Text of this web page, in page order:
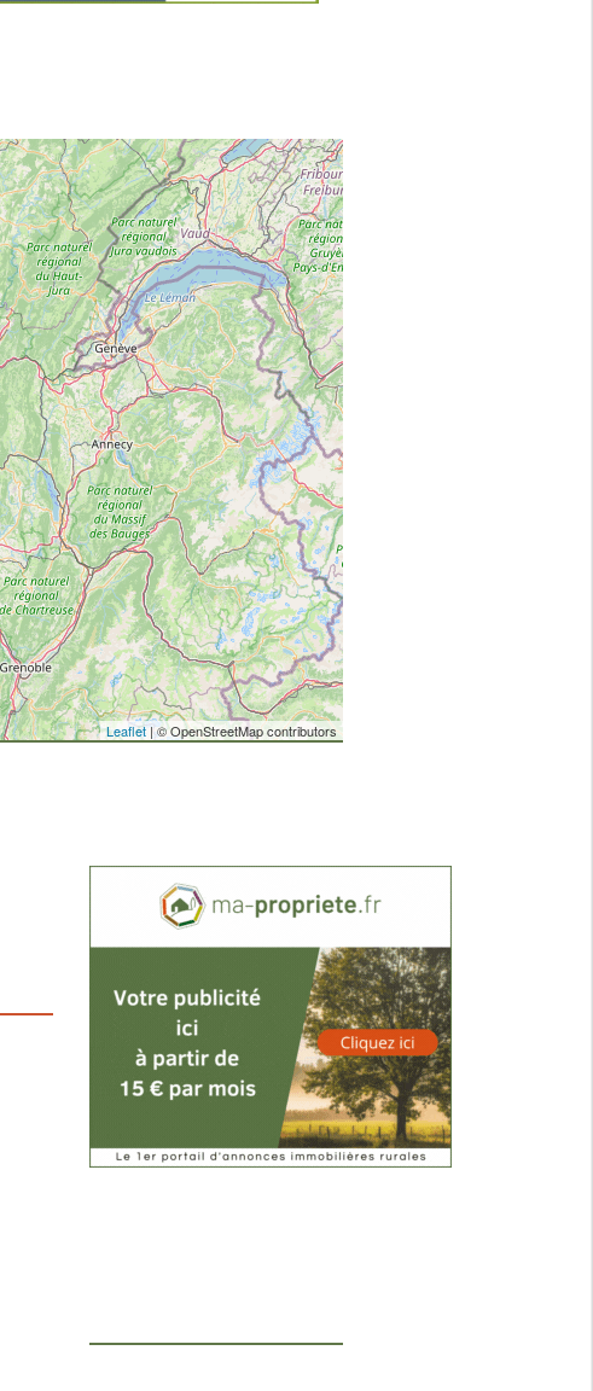
Leaflet| © OpenStreetMap contributors